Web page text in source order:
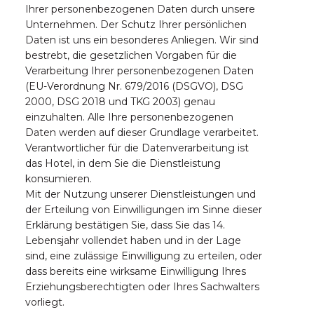
Ihrer personenbezogenen Daten durch unsere
Unternehmen. Der Schutz Ihrer persönlichen
Daten ist uns ein besonderes Anliegen. Wir sind
bestrebt, die gesetzlichen Vorgaben für die
Verarbeitung Ihrer personenbezogenen Daten
(EU-Verordnung Nr. 679/2016 (DSGVO), DSG
2000, DSG 2018 und TKG 2003) genau
einzuhalten. Alle Ihre personenbezogenen
Daten werden auf dieser Grundlage verarbeitet.
Verantwortlicher für die Datenverarbeitung ist
das Hotel, in dem Sie die Dienstleistung
konsumieren.
Mit der Nutzung unserer Dienstleistungen und
der Erteilung von Einwilligungen im Sinne dieser
Erklärung bestätigen Sie, dass Sie das 14.
Lebensjahr vollendet haben und in der Lage
sind, eine zulässige Einwilligung zu erteilen, oder
dass bereits eine wirksame Einwilligung Ihres
Erziehungsberechtigten oder Ihres Sachwalters
vorliegt.